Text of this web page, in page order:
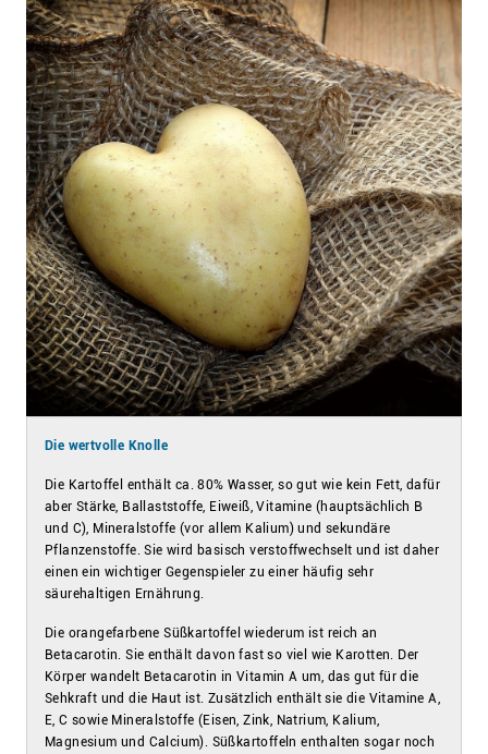
Die wertvolle Knolle
Die Kartoffel enthält ca. 80% Wasser, so gut wie kein Fett, dafür
aber Stärke, Ballaststoffe, Eiweiß, Vitamine (hauptsächlich B
und C), Mineralstoffe (vor allem Kalium) und sekundäre
Pflanzenstoffe. Sie wird basisch verstoffwechselt und ist daher
einen ein wichtiger Gegenspieler zu einer häufig sehr
säurehaltigen Ernährung.
Die orangefarbene Süßkartoffel wiederum ist reich an
Betacarotin. Sie enthält davon fast so viel wie Karotten. Der
Körper wandelt Betacarotin in Vitamin A um, das gut für die
Sehkraft und die Haut ist. Zusätzlich enthält sie die Vitamine A,
E, C sowie Mineralstoffe (Eisen, Zink, Natrium, Kalium,
Magnesium und Calcium). Süßkartoffeln enthalten sogar noch